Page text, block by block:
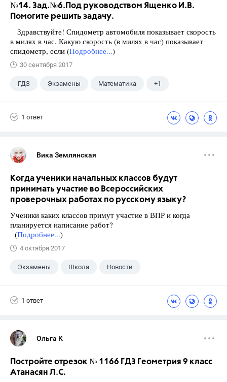
№14. Зад.№6.Под руководством Ященко И.В.
Помогите решить задачу.
Здравствуйте! Спидометр автомобиля показывает скорость
в милях в час. Какую скорость (в милях в час) показывает
спидометр, если (Подробнее...)
30 сентября 2017
ГДЗ Экзамены Математика +1
1 ответ
Вика Землянская
Когда ученики начальных классов будут
принимать участие во Всероссийских
проверочных работах по русскому языку?
Ученики каких классов примут участие в ВПР и когда
планируется написание работ?
(Подробнее...)
4 октября 2017
Экзамены Школа Новости
1 ответ
Ольга К
Постройте отрезок № 1166 ГДЗ Геометрия 9 класс
Атанасян Л.С.